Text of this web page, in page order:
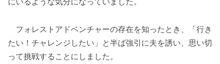
にいるような気分になっていました。
フォレストアドベンチャーの存在を知ったとき、「行き
たい！チャレンジしたい」と半ば強引に夫を誘い、思い切
って挑戦することにしました。